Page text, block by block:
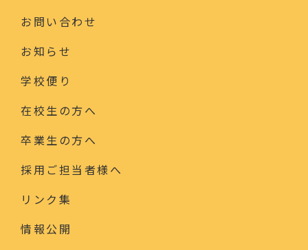
お問い合わせ
お知らせ
学校便り
在校生の方へ
卒業生の方へ
採用ご担当者様へ
リンク集
情報公開